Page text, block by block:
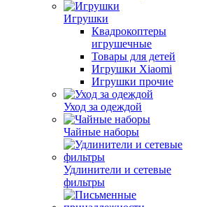
Игрушки
Квадрокоптеры
игрушечные
Товары для детей
Игрушки Xiaomi
Игрушки прочие
Уход за одеждой
Чайные наборы
Удлинители и сетевые
фильтры